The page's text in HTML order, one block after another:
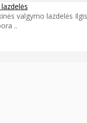
valgymo lazdelės
..